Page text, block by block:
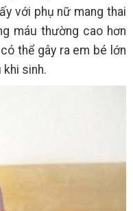
với phụ nữ mang thai
máu thường cao hơn
thể gây ra em bé lớn
khi sinh.